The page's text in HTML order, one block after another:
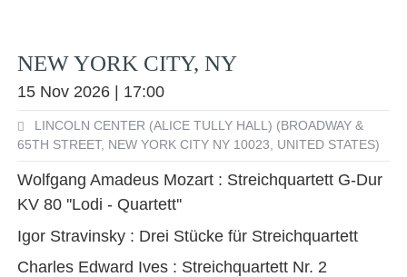
NEW YORK CITY, NY
15 Nov 2026 | 17:00
LINCOLN CENTER (ALICE TULLY HALL) (BROADWAY &
65TH STREET, NEW YORK CITY NY 10023, UNITED STATES)
Wolfgang Amadeus Mozart : Streichquartett G-Dur
KV 80 ''Lodi - Quartett''
Igor Stravinsky : Drei Stücke für Streichquartett
Charles Edward Ives : Streichquartett Nr. 2